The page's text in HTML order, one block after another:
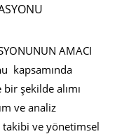
AMACI
kapsamında
şekilde alımı
ve analiz
ve yönetimsel